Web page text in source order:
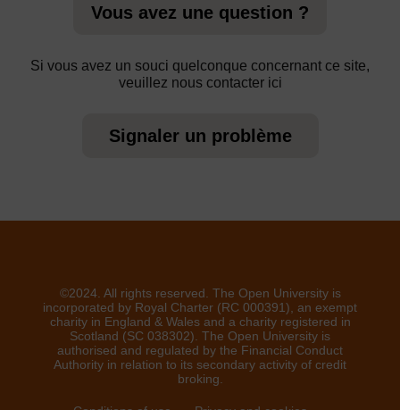
Vous avez une question ?
Si vous avez un souci quelconque concernant ce site,
veuillez nous contacter ici
Signaler un problème
©2024. All rights reserved. The Open University is
incorporated by Royal Charter (RC 000391), an exempt
charity in England & Wales and a charity registered in
Scotland (SC 038302). The Open University is
authorised and regulated by the Financial Conduct
Authority in relation to its secondary activity of credit
broking.